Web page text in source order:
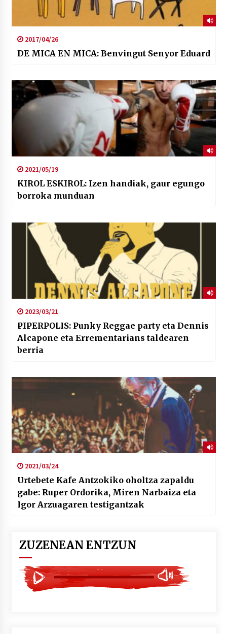
2017/04/26
DE MICA EN MICA: Benvingut Senyor Eduard
2021/05/19
KIROL ESKIROL: Izen handiak, gaur egungo
borroka munduan
2023/03/21
PIPERPOLIS: Punky Reggae party eta Dennis
Alcapone eta Errementarians taldearen
berria
2021/03/24
Urtebete Kafe Antzokiko oholtza zapaldu
gabe: Ruper Ordorika, Miren Narbaiza eta
Igor Arzuagaren testigantzak
ZUZENEAN ENTZUN